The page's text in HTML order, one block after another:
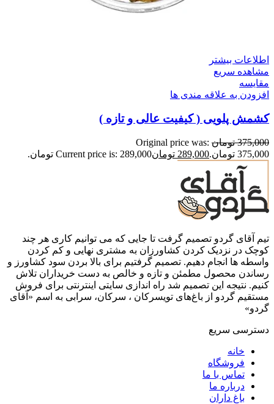
اطلاعات بیشتر
مشاهده سریع
مقایسه
افزودن به علاقه مندی ها
کشمش پلویی ( کیفیت عالی و تازه )
375,000 تومان Original price was:
375,000 تومان.
289,000 تومانCurrent price is: 289,000 تومان.
تیم آقای گردو تصمیم گرفت تا جایی که می توانیم کاری هر چند
کوچک در نزدیک کردن کشاورزان به مشتری نهایی و کم کردن
واسطه ها انجام دهیم. تصمیم گرفتیم برای بالا بردن سود کشاورز و
رساندن محصول مطمئن و تازه و خالص به دست خریداران تلاش
کنیم. نتیجه این تصمیم شد راه اندازی سایتی اینترنتی برای فروش
مستقیم گردو از باغ‌های تویسرکان ، سرکان، سرابی به اسم «آقای
گردو»
دسترسی سریع
خانه
فروشگاه
تماس با ما
درباره ما
باغ داران